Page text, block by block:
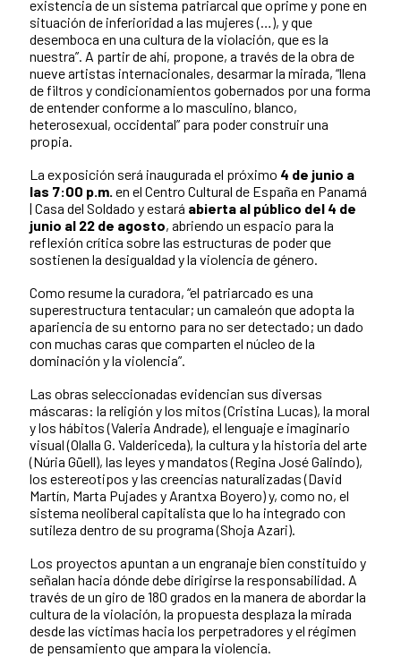
existencia de un sistema patriarcal que oprime y pone en
situación de inferioridad a las mujeres (…), y que
desemboca en una cultura de la violación, que es la
nuestra”. A partir de ahí, propone, a través de la obra de
nueve artistas internacionales, desarmar la mirada, “llena
de filtros y condicionamientos gobernados por una forma
de entender conforme a lo masculino, blanco,
heterosexual, occidental” para poder construir una
propia.
La exposición será inaugurada el próximo 4 de junio a
las 7:00 p.m. en el Centro Cultural de España en Panamá
| Casa del Soldado yestará abierta al público del 4 de
junio al 22 de agosto, abriendo un espacio para la
reflexión crítica sobre las estructuras de poder que
sostienen la desigualdad y la violencia de género.
Como resume la curadora, “el patriarcado es una
superestructura tentacular; un camaleón que adopta la
apariencia de su entorno para no ser detectado; un dado
con muchas caras que comparten el núcleo de la
dominación y la violencia”.
Las obras seleccionadas evidencian sus diversas
máscaras: la religión y los mitos (Cristina Lucas), la moral
y los hábitos (Valeria Andrade), el lenguaje e imaginario
visual (Olalla G. Valdericeda), la cultura y la historia del arte
(Núria Güell), las leyes y mandatos (Regina José Galindo),
los estereotipos y las creencias naturalizadas (David
Martín, Marta Pujades y Arantxa Boyero) y, como no, el
sistema neoliberal capitalista que lo ha integrado con
sutileza dentro de su programa (Shoja Azari).
Los proyectos apuntan a un engranaje bien constituido y
señalan hacia dónde debe dirigirse la responsabilidad. A
través de un giro de 180 grados en la manera de abordar la
cultura de la violación, la propuesta desplaza la mirada
desde las víctimas hacia los perpetradores y el régimen
de pensamiento que ampara la violencia.